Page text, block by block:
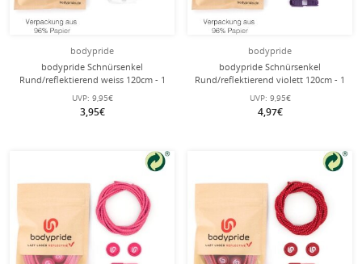
bodypride
bodypride Schnürsenkel
Rund/reflektierend weiss 120cm - 1
Paar
UVP: 9,95€
3,95€
bodypride
bodypride Schnürsenkel
Rund/reflektierend violett 120cm - 1
Paar
UVP: 9,95€
4,97€